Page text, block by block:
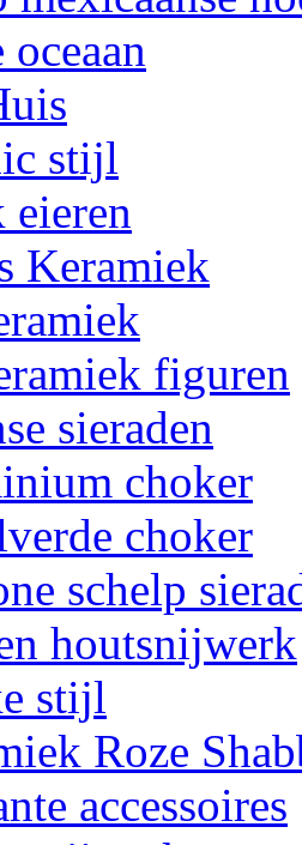
stijl
eieren
Keramiek
figuren
sieraden
choker
choker
schelp
houtsnijwerk
stijl
Roze
accessoires